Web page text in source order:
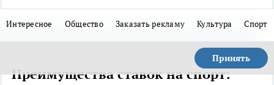
Интересное Общество Заказать рекламу Культура Спорт
Принять
Преимущества ставок на спорт: